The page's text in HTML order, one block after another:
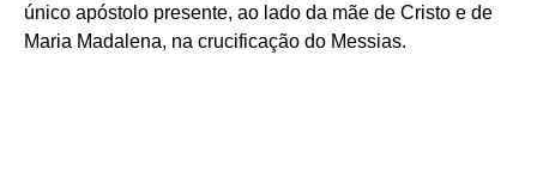
único apóstolo presente, ao lado da mãe de Cristo e de
Maria Madalena, na crucificação do Messias.